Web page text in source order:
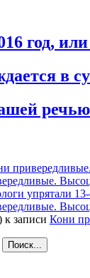
год,
в
речью
упрятали
к записи Кони